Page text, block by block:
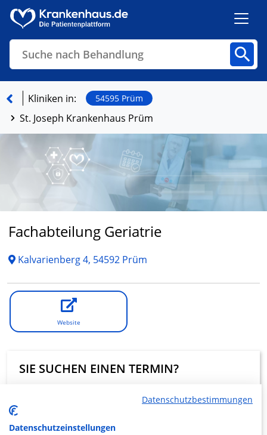
Suche nach Behandlung
Finden
Kliniken in: 54595 Prüm
St. Joseph Krankenhaus Prüm
Fachabteilung Geriatrie
Kalvarienberg 4, 54592 Prüm
Website
SIE SUCHEN EINEN TERMIN?
Eine digitale Terminanfrage über Krankenhaus.de ist in
Datenschutzbestimmungen
Datenschutzeinstellungen